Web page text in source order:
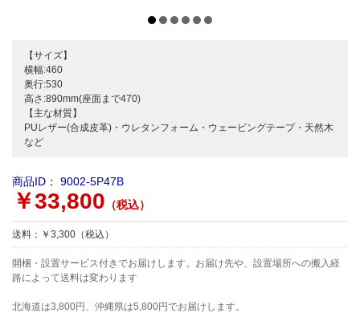
【サイズ】
横幅:460
奥行:530
高さ:890mm(座面まで470)
【主な材質】
PUレザー(合成皮革)・ウレタンフォーム・ウェービングテープ・天然木
など
商品ID： 9002-5P47B
￥33,800 （税込）
送料：￥3,300（税込）
開梱・設置サービス付きでお届けします。お届け先や、設置場所への搬入経
路によって送料は変わります
北海道は3,800円、沖縄県は5,800円でお届けします。